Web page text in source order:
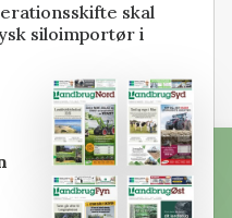
skal
siloimportør i